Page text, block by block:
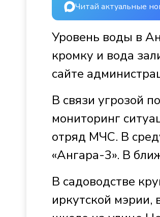
Читай актуальные
Уровень воды в
кромку и вода
сайте
В связи угрозой
мониторинг
отряд МЧС. В
«Ангара-3». В
В садоводстве
иркутской